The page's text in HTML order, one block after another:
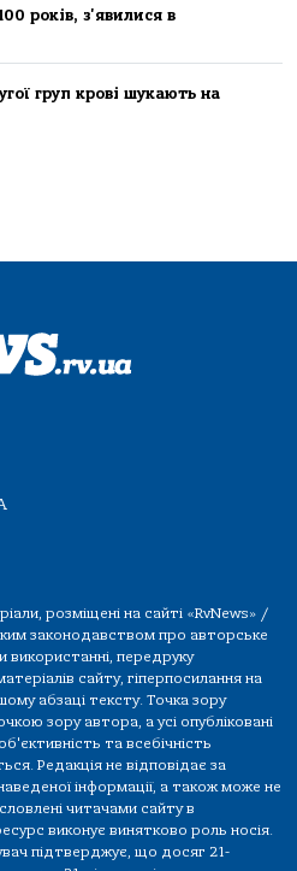
років, з'явилися в
груп крові шукають на
розміщені на сайті «RvNews» /
законодавством про авторське
використанні, передруку
сайту, гіперпосилання на
абзаці тексту. Точка зору
зору автора, а усі опубліковані
та всебічність
Редакція не відповідає за
інформації, а також може не
читачами сайту в
виконує винятково роль носія.
підтверджує, що досяг 21-